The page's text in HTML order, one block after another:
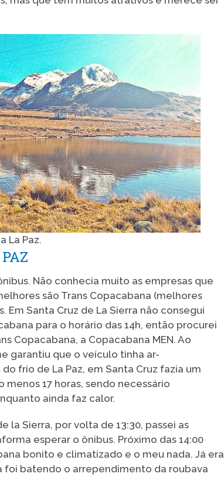
La Paz.
Não conhecia muito as empresas que
são Trans Copacabana (melhores
Em Santa Cruz de La Sierra não consegui
para o horário das 14h, então procurei
Copacabana, a Copacabana MEN. Ao
garantiu que o veículo tinha ar-
frio de La Paz, em Santa Cruz fazia um
17 horas, sendo necessário
ainda faz calor.
la Sierra, por volta de 13:30, passei as
esperar o ônibus. Próximo das 14:00
bonito e climatizado e o meu nada. Já era
foi batendo o arrependimento da roubava